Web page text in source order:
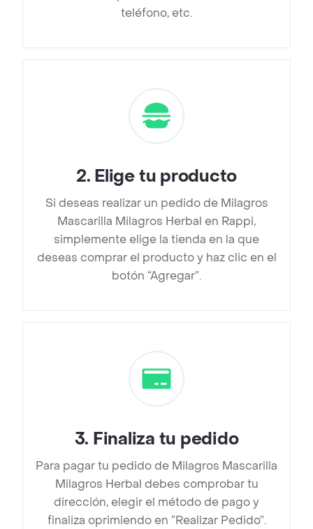
teléfono, etc.
2. Elige tu producto
Si deseas realizar un pedido de Milagros
Mascarilla Milagros Herbal en Rappi,
simplemente elige la tienda en la que
deseas comprar el producto y haz clic en el
botón “Agregar”.
3. Finaliza tu pedido
Para pagar tu pedido de Milagros Mascarilla
Milagros Herbal debes comprobar tu
dirección, elegir el método de pago y
finaliza oprimiendo en “Realizar Pedido”.